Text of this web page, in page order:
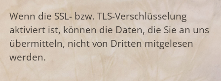
Wenn die SSL- bzw. TLS-Verschlüsselung
aktiviert ist, können die Daten, die Sie an uns
übermitteln, nicht von Dritten mitgelesen
werden.